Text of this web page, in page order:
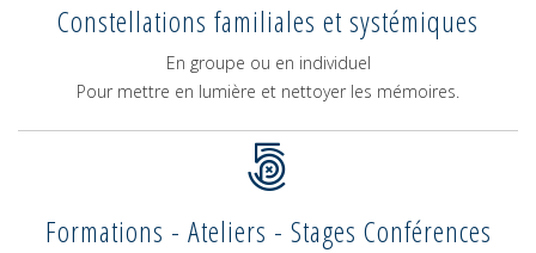
Constellations familiales et systémiques
En groupe ou en individuel
Pour mettre en lumière et nettoyer les mémoires.
Formations - Ateliers - Stages Conférences